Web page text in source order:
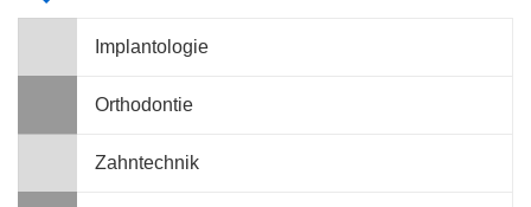
Implantologie
Orthodontie
Zahntechnik